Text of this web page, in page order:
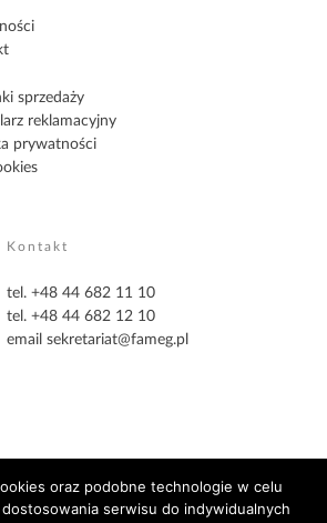
sprzedaży
reklamacyjny
prywatności
Kontakt
tel. +48 44 682 11 10
tel. +48 44 682 12 10
email sekretariat@fameg.pl
oraz podobne technologie w celu
dostosowania serwisu do indywidualnych